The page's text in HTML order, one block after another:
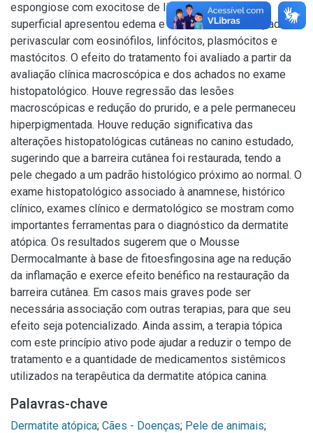
espongiose com exocitose de linfócitos. A derme
superficial apresentou edema e infiltrado misto em padrão
perivascular com eosinófilos, linfócitos, plasmócitos e
mastócitos. O efeito do tratamento foi avaliado a partir da
avaliação clínica macroscópica e dos achados no exame
histopatológico. Houve regressão das lesões
macroscópicas e redução do prurido, e a pele permaneceu
hiperpigmentada. Houve redução significativa das
alterações histopatológicas cutâneas no canino estudado,
sugerindo que a barreira cutânea foi restaurada, tendo a
pele chegado a um padrão histológico próximo ao normal. O
exame histopatológico associado à anamnese, histórico
clínico, exames clínico e dermatológico se mostram como
importantes ferramentas para o diagnóstico da dermatite
atópica. Os resultados sugerem que o Mousse
Dermocalmante à base de fitoesfingosina age na redução
da inflamação e exerce efeito benéfico na restauração da
barreira cutânea. Em casos mais graves pode ser
necessária associação com outras terapias, para que seu
efeito seja potencializado. Ainda assim, a terapia tópica
com este princípio ativo pode ajudar a reduzir o tempo de
tratamento e a quantidade de medicamentos sistêmicos
utilizados na terapêutica da dermatite atópica canina.
Palavras-chave
Dermatite atópica; Cães - Doenças; Pele de animais;